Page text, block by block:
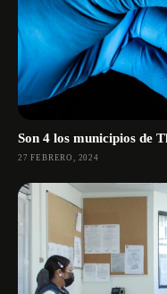
Son 4 los municipios de
27 FEBRERO, 2024